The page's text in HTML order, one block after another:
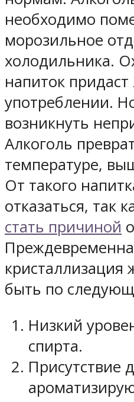
необходимо
морозильное
холодильника.
напиток придаст
употреблении.
возникнуть
Алкоголь
температуре,
От такого
отказаться, так
стать причиной
быть по
Низкий
спирта.
Присутствие